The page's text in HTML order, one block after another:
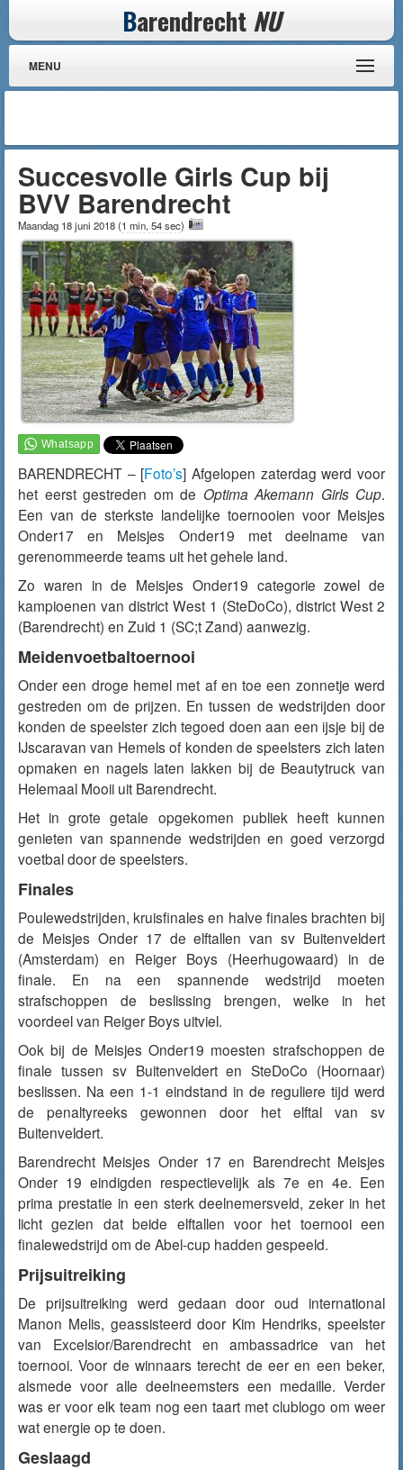
Barendrecht NU
MENU
Succesvolle Girls Cup bij
BVV Barendrecht
Maandag 18 juni 2018(1 min, 54 sec)
BARENDRECHT – [Foto’s] Afgelopen zaterdag werd voor
het eerst gestreden om de Optima Akemann Girls Cup.
Een van de sterkste landelijke toernooien voor Meisjes
Onder17 en Meisjes Onder19 met deelname van
gerenommeerde teams uit het gehele land.
Zo waren in de Meisjes Onder19 categorie zowel de
kampioenen van district West 1 (SteDoCo), district West 2
(Barendrecht) en Zuid 1 (SC;t Zand) aanwezig.
Meidenvoetbaltoernooi
Onder een droge hemel met af en toe een zonnetje werd
gestreden om de prijzen. En tussen de wedstrijden door
konden de speelster zich tegoed doen aan een ijsje bij de
IJscaravan van Hemels of konden de speelsters zich laten
opmaken en nagels laten lakken bij de Beautytruck van
Helemaal Mooii uit Barendrecht.
Het in grote getale opgekomen publiek heeft kunnen
genieten van spannende wedstrijden en goed verzorgd
voetbal door de speelsters.
Finales
Poulewedstrijden, kruisfinales en halve finales brachten bij
de Meisjes Onder 17 de elftallen van sv Buitenveldert
(Amsterdam) en Reiger Boys (Heerhugowaard) in de
finale. En na een spannende wedstrijd moeten
strafschoppen de beslissing brengen, welke in het
voordeel van Reiger Boys uitviel.
Ook bij de Meisjes Onder19 moesten strafschoppen de
finale tussen sv Buitenveldert en SteDoCo (Hoornaar)
beslissen. Na een 1-1 eindstand in de reguliere tijd werd
de penaltyreeks gewonnen door het elftal van sv
Buitenveldert.
Barendrecht Meisjes Onder 17 en Barendrecht Meisjes
Onder 19 eindigden respectievelijk als 7e en 4e. Een
prima prestatie in een sterk deelnemersveld, zeker in het
licht gezien dat beide elftallen voor het toernooi een
finalewedstrijd om de Abel-cup hadden gespeeld.
Prijsuitreiking
De prijsuitreiking werd gedaan door oud international
Manon Melis, geassisteerd door Kim Hendriks, speelster
van Excelsior/Barendrecht en ambassadrice van het
toernooi. Voor de winnaars terecht de eer en een beker,
alsmede voor alle deelneemsters een medaille. Verder
was er voor elk team nog een taart met clublogo om weer
wat energie op te doen.
Geslaagd